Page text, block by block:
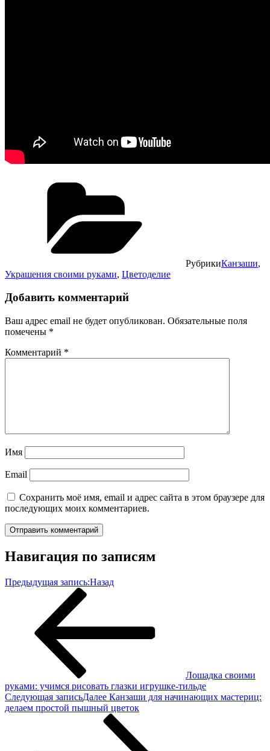
РубрикиКанзаши,
Украшения своими руками, Цветоделие
Добавить комментарий
Ваш адрес email не будет опубликован. Обязательные поля
помечены *
Комментарий *
Имя
Email
Сохранить моё имя, email и адрес сайта в этом браузере для
последующих моих комментариев.
Навигация по записям
Предыдущая запись:Назад
Лошадка своими
руками: учимся рисовать глазки игрушке-тильде
Следующая записьДалее Канзаши для начинающих мастериц:
делаем простой пышный цветок